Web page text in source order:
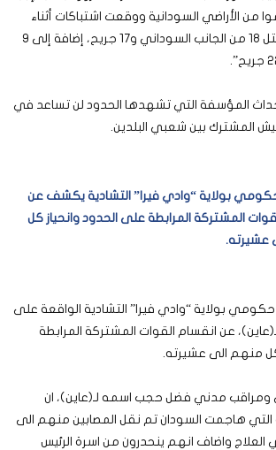
الأراضي السودانية ووقعت اشتباكات أثناء
المطاردة ما أدى لمقتل 18 من الجانب السوداني و17 جريح، إضافة إلى 9
المؤسفة التي تشهدها الحدود لن تساعد في
المشترك بين شعبي البلدين.
بولاية “وادي فيرا” التشادية يكشف عن
المشتركة المرابطة على الحدود وانحياز كل
عشيرته.
بولاية “وادي فيرا” التشادية الواقعة على
عن انقسام القوات المشتركة المرابطة
كل منهم الى عشيرته.
مدني فضل حجب اسمه لـ(عاين)، ان
التي هاجمت السودان تم نقل المصابين منهم الى
واضاف انهم ينحدرون من اسرة الرئيس